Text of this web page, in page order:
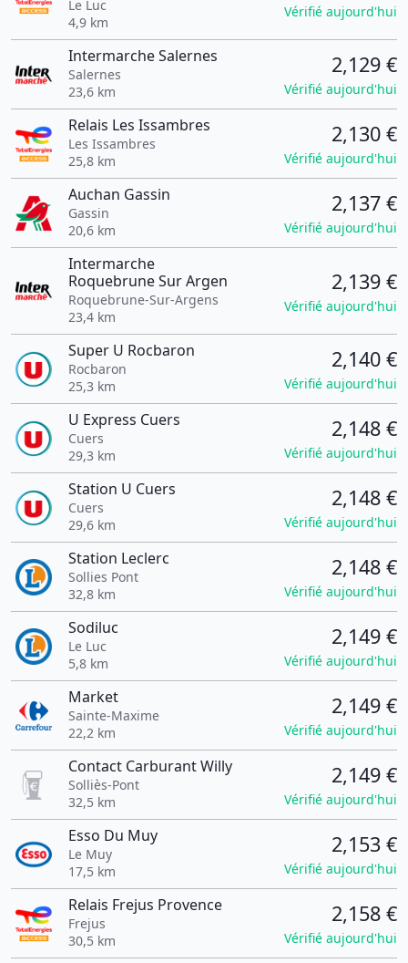
Le Luc
4,9 km
Vérifié aujourd'hui
Intermarche Salernes
Salernes
23,6 km
2,129 €
Vérifié aujourd'hui
Relais Les Issambres
Les Issambres
25,8 km
2,130 €
Vérifié aujourd'hui
Auchan Gassin
Gassin
20,6 km
2,137 €
Vérifié aujourd'hui
Intermarche
Roquebrune Sur Argen
Roquebrune-Sur-Argens
23,4 km
2,139 €
Vérifié aujourd'hui
Super U Rocbaron
Rocbaron
25,3 km
2,140 €
Vérifié aujourd'hui
U Express Cuers
Cuers
29,3 km
2,148 €
Vérifié aujourd'hui
Station U Cuers
Cuers
29,6 km
2,148 €
Vérifié aujourd'hui
Station Leclerc
Sollies Pont
32,8 km
2,148 €
Vérifié aujourd'hui
Sodiluc
Le Luc
5,8 km
2,149 €
Vérifié aujourd'hui
Market
Sainte-Maxime
22,2 km
2,149 €
Vérifié aujourd'hui
Contact Carburant Willy
Solliès-Pont
32,5 km
2,149 €
Vérifié aujourd'hui
Esso Du Muy
Le Muy
17,5 km
2,153 €
Vérifié aujourd'hui
Relais Frejus Provence
Frejus
30,5 km
2,158 €
Vérifié aujourd'hui